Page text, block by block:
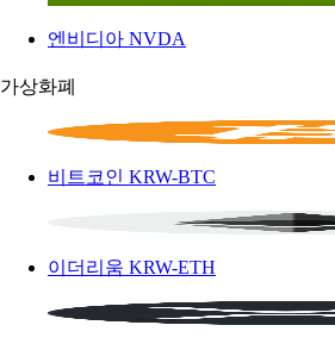
엔비디아 NVDA
가상화폐
비트코인 KRW-BTC
이더리움 KRW-ETH